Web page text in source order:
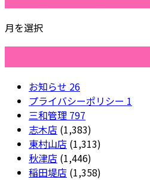
月を選択
お知らせ 26
プライバシーポリシー 1
三和管理 797
志木店 (1,383)
東村山店 (1,313)
秋津店 (1,446)
稲田堤店 (1,358)